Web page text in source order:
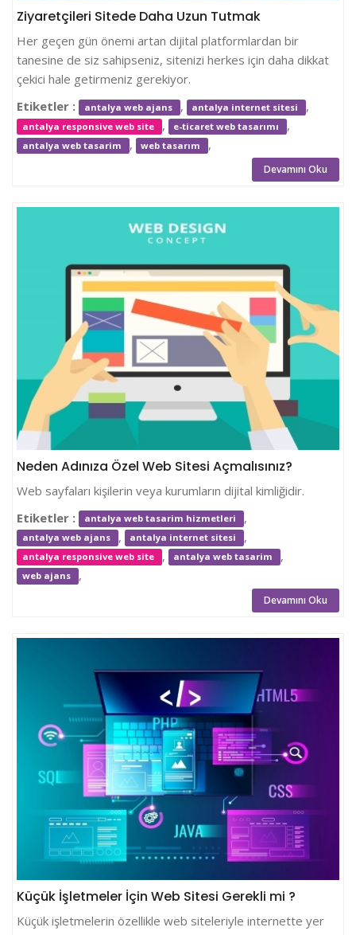
Ziyaretçileri Sitede Daha Uzun Tutmak
Her geçen gün önemi artan dijital platformlardan bir
tanesine de siz sahipseniz, sitenizi herkes için daha dikkat
çekici hale getirmeniz gerekiyor.
Etiketler :
antalya web ajans , antalya internet sitesi ,
antalya responsive web site , e-ticaret web tasarımı ,
antalya web tasarim , web tasarım ,
Devamını Oku
Neden Adınıza Özel Web Sitesi Açmalısınız?
Web sayfaları kişilerin veya kurumların dijital kimliğidir.
Etiketler :
antalya web tasarim hizmetleri ,
antalya web ajans , antalya internet sitesi ,
antalya responsive web site , antalya web tasarim ,
web ajans ,
Devamını Oku
Küçük İşletmeler İçin Web Sitesi Gerekli mi ?
Küçük işletmelerin özellikle web siteleriyle internette yer